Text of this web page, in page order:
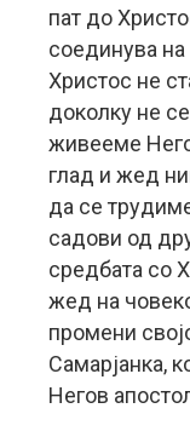
пат до
соединува на
Христос не
доколку не
живееме
глад и жед
да се
садови од
средбата со
жед на
промени
Самарјанка,
Негов